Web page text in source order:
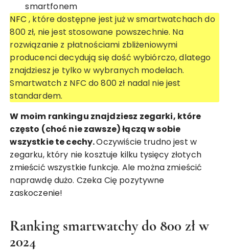
smartfonem
NFC, które dostępne jest już w smartwatchach do
800 zł, nie jest stosowane powszechnie. Na
rozwiązanie z płatnościami zbliżeniowymi
producenci decydują się dość wybiórczo, dlatego
znajdziesz je tylko w wybranych modelach.
Smartwatch z NFC do 800 zł nadal nie jest
standardem.
W moim rankingu znajdziesz zegarki, które
często (choć nie zawsze) łączą w sobie
wszystkie te cechy.Oczywiście trudno jest w
zegarku, który nie kosztuje kilku tysięcy złotych
zmieścić wszystkie funkcje. Ale można zmieścić
naprawdę dużo. Czeka Cię pozytywne
zaskoczenie!
Ranking smartwatchy do 800 zł w
2024